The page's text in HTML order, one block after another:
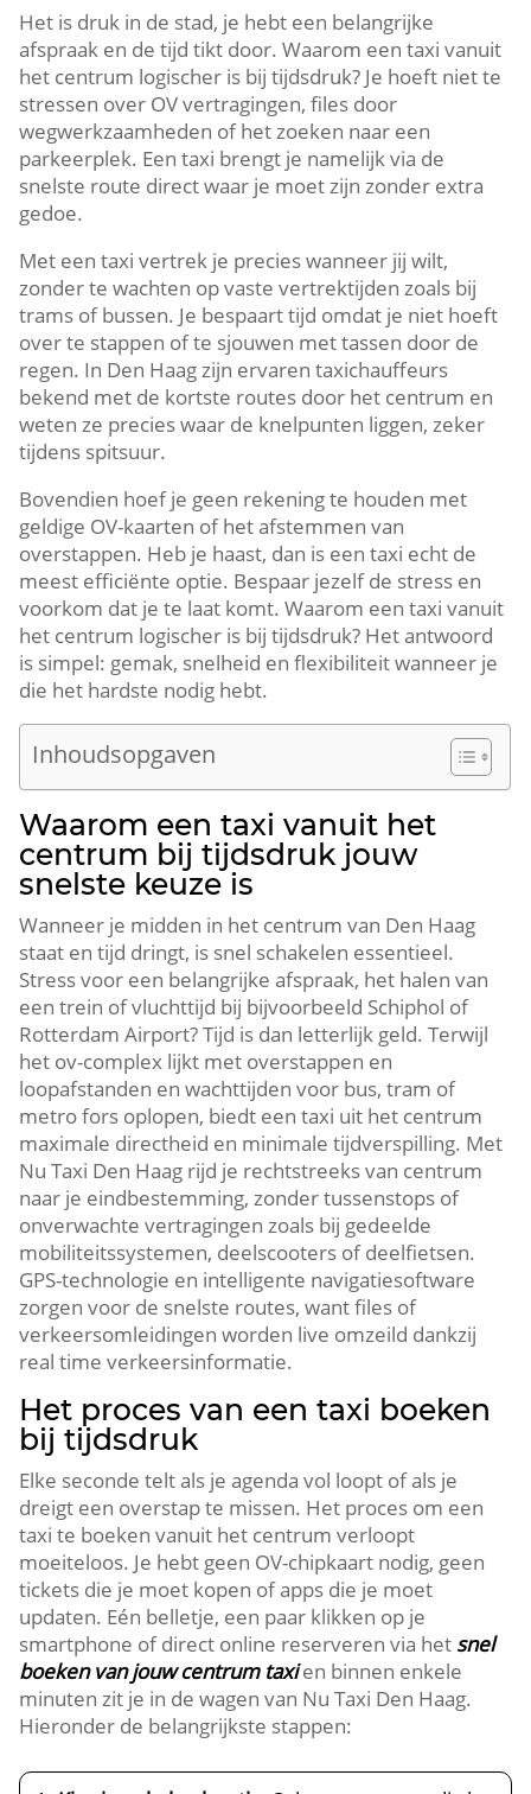
Het is druk in de stad, je hebt een belangrijke
afspraak en de tijd tikt door. Waarom een taxi vanuit
het centrum logischer is bij tijdsdruk? Je hoeft niet te
stressen over OV vertragingen, files door
wegwerkzaamheden of het zoeken naar een
parkeerplek. Een taxi brengt je namelijk via de
snelste route direct waar je moet zijn zonder extra
gedoe.
Met een taxi vertrek je precies wanneer jij wilt,
zonder te wachten op vaste vertrektijden zoals bij
trams of bussen. Je bespaart tijd omdat je niet hoeft
over te stappen of te sjouwen met tassen door de
regen. In Den Haag zijn ervaren taxichauffeurs
bekend met de kortste routes door het centrum en
weten ze precies waar de knelpunten liggen, zeker
tijdens spitsuur.
Bovendien hoef je geen rekening te houden met
geldige OV-kaarten of het afstemmen van
overstappen. Heb je haast, dan is een taxi echt de
meest efficiënte optie. Bespaar jezelf de stress en
voorkom dat je te laat komt. Waarom een taxi vanuit
het centrum logischer is bij tijdsdruk? Het antwoord
is simpel: gemak, snelheid en flexibiliteit wanneer je
die het hardste nodig hebt.
Inhoudsopgaven
Waarom een taxi vanuit het
centrum bij tijdsdruk jouw
snelste keuze is
Wanneer je midden in het centrum van Den Haag
staat en tijd dringt, is snel schakelen essentieel.
Stress voor een belangrijke afspraak, het halen van
een trein of vluchttijd bij bijvoorbeeld Schiphol of
Rotterdam Airport? Tijd is dan letterlijk geld. Terwijl
het ov-complex lijkt met overstappen en
loopafstanden en wachttijden voor bus, tram of
metro fors oplopen, biedt een taxi uit het centrum
maximale directheid en minimale tijdverspilling. Met
Nu Taxi Den Haag rijd je rechtstreeks van centrum
naar je eindbestemming, zonder tussenstops of
onverwachte vertragingen zoals bij gedeelde
mobiliteitssystemen, deelscooters of deelfietsen.
GPS-technologie en intelligente navigatiesoftware
zorgen voor de snelste routes, want files of
verkeersomleidingen worden live omzeild dankzij
real time verkeersinformatie.
Het proces van een taxi boeken
bij tijdsdruk
Elke seconde telt als je agenda vol loopt of als je
dreigt een overstap te missen. Het proces om een
taxi te boeken vanuit het centrum verloopt
moeiteloos. Je hebt geen OV-chipkaart nodig, geen
tickets die je moet kopen of apps die je moet
updaten. Eén belletje, een paar klikken op je
smartphone of direct online reserveren via het snel
boeken van jouw centrum taxien binnen enkele
minuten zit je in de wagen van Nu Taxi Den Haag.
Hieronder de belangrijkste stappen: